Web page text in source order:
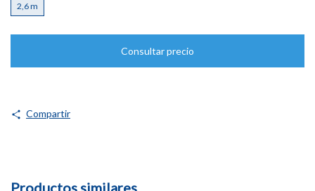
2,6 m
Compartir
Productos similares